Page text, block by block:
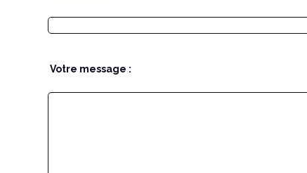
Votre message :